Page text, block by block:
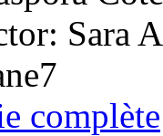
Sara
complète